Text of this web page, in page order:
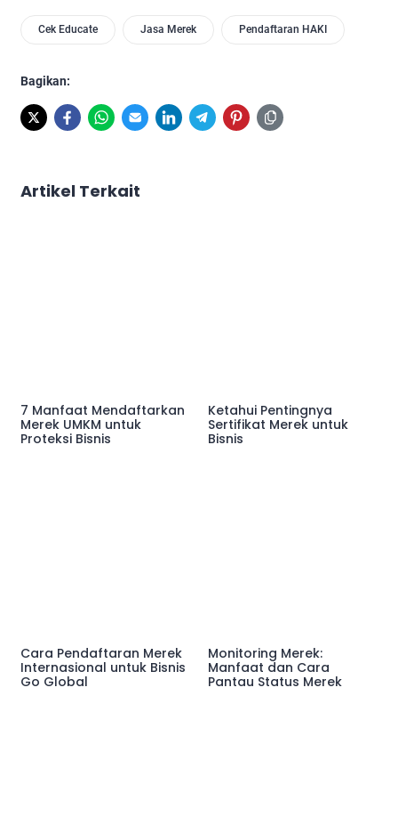
Cek Educate Jasa Merek Pendaftaran HAKI
Bagikan:
Artikel Terkait
7 Manfaat Mendaftarkan
Merek UMKM untuk
Proteksi Bisnis
Ketahui Pentingnya
Sertifikat Merek untuk
Bisnis
Cara Pendaftaran Merek
Internasional untuk Bisnis
Go Global
Monitoring Merek:
Manfaat dan Cara
Pantau Status Merek